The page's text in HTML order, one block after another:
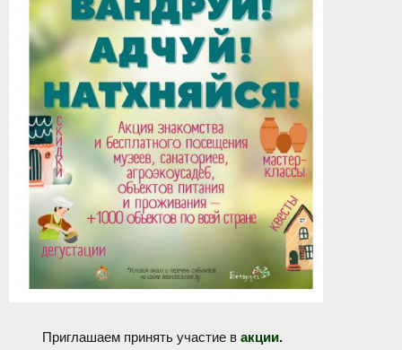
Приглашаем принять участие в акции.